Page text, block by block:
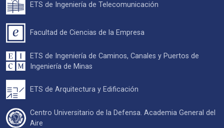
ETS de Ingeniería de Telecomunicación
Facultad de Ciencias de la Empresa
ETS de Ingeniería de Caminos, Canales y Puertos de
Ingeniería de Minas
ETS de Arquitectura y Edificación
Centro Universitario de la Defensa. Academia General del
Aire